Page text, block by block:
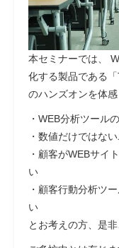
本セミナーでは、
化する製品である
のハンズオンを体
・WEB分析ツール
・数値だけではな
・顧客がWEBサイ
い
・顧客行動分析ツ
い
とお考えの方、是